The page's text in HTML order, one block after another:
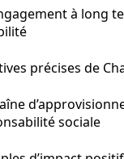
à long
précises de
sociale